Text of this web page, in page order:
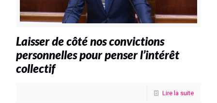
Laisser de côté nos convictions
personnelles pour penser l’intérêt
collectif
Lire la suite